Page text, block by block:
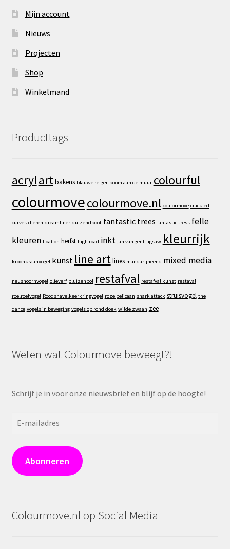
Mijn account
Nieuws
Projecten
Shop
Winkelmand
Producttags
acrylartbakens blauwe reiger boom aan de muur colourful
colourmovecolourmove.nl coulormove crackled
curves dieren dreamliner duizendpoot fantastic trees fantastic tress felle
kleuren float on herfst high road inkt jan van gent jigsaw kleurrijk
kroonkraanvogel kunst line artlines mandarijneend mixed media
neushoornvogel olieverf pluizenbol restafval restafval kunst restaval
roelroelvogel Roodsnavelkeerkringvogel roze pelicaan shark attack struisvogel the
dance vogels in beweging vogels op rond doek wilde zwaan zee
Weten wat Colourmove beweegt?!
Schrijf je in voor onze nieuwsbrief en blijf op de hoogte!
Abonneren
Colourmove.nl op Social Media